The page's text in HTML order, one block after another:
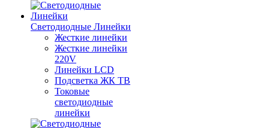
Светодиодные Линейки
Жесткие линейки
Жесткие линейки
220V
Линейки LCD
Подсветка ЖК ТВ
Токовые
светодиодные
линейки